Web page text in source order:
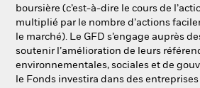
boursière (c’est-à-dire le cours de
multiplié par le nombre d’actions
le marché). Le GFD s’engage auprès
soutenir l’amélioration de leurs
environnementales, sociales et de
le Fonds investira dans des